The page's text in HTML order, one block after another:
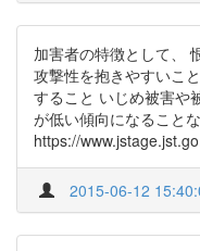
加害者の特徴として、
攻撃性を抱きやすいこ
すること いじめ被害や
が低い傾向になること
https://
2015-06-12